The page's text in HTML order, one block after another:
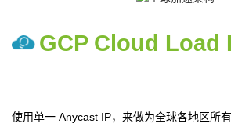
GCP Cloud Load
使用单一 Anycast IP，来做为全球各地区所